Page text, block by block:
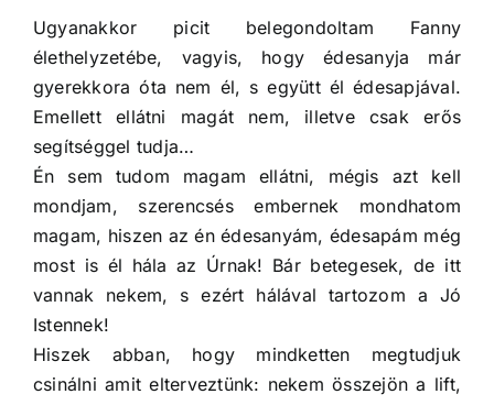
Ugyanakkor picit belegondoltam Fanny
élethelyzetébe, vagyis, hogy édesanyja már
gyerekkora óta nem él, s együtt él édesapjával.
Emellett ellátni magát nem, illetve csak erős
segítséggel tudja…
Én sem tudom magam ellátni, mégis azt kell
mondjam, szerencsés embernek mondhatom
magam, hiszen az én édesanyám, édesapám még
most is él hála az Úrnak! Bár betegesek, de itt
vannak nekem, s ezért hálával tartozom a Jó
Istennek!
Hiszek abban, hogy mindketten megtudjuk
csinálni amit elterveztünk: nekem összejön a lift,